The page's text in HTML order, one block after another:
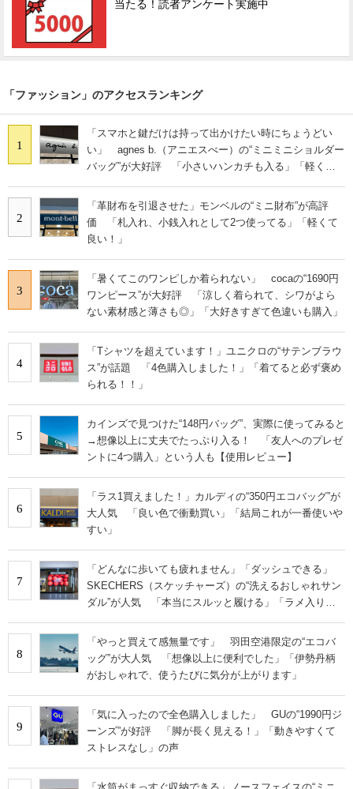
当たる！読者アンケート実施中
「ファッション」のアクセスランキング
1
「スマホと鍵だけは持って出かけたい時にちょうどい
い」 agnes b.（アニエスべー）の“ミニミニショルダー
バッグ”が大好評 「小さいハンカチも入る」「軽くて
2
「革財布を引退させた」モンベルの“ミニ財布”が高評
価 「札入れ、小銭入れとして2つ使ってる」「軽くて
良い！」
3
「暑くてこのワンピしか着られない」 cocaの“1690円
ワンピース”が大好評 「涼しく着られて、シワがよら
ない素材感と薄さも◎」「大好きすぎて色違いも購入」
4
「Tシャツを超えています！」ユニクロの“サテンブラウ
ス”が話題 「4色購入しました！」「着てると必ず褒め
られる！！」
5
カインズで見つけた“148円バッグ”、実際に使ってみると
→想像以上に丈夫でたっぷり入る！ 「友人へのプレゼ
ントに4つ購入」という人も【使用レビュー】
6
「ラス1買えました！」カルディの“350円エコバッグ”が
大人気 「良い色で衝動買い」「結局これが一番使いや
すい」
7
「どんなに歩いても疲れません」「ダッシュできる」
SKECHERS（スケッチャーズ）の“洗えるおしゃれサン
ダル”が人気 「本当にスルッと履ける」「ラメ入りで
8
「やっと買えて感無量です」 羽田空港限定の“エコバ
ッグ”が大人気 「想像以上に便利でした」「伊勢丹柄
がおしゃれで、使うたびに気分が上がります」
9
「気に入ったので全色購入しました」 GUの“1990円ジ
ーンズ”が好評 「脚が長く見える！」「動きやすくて
ストレスなし」の声